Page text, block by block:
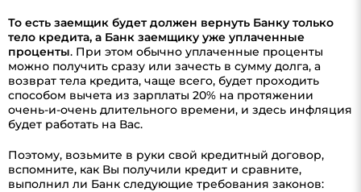
То есть заемщик будет должен вернуть Банку только
тело кредита, а Банк заемщику уже уплаченные
проценты. При этом обычно уплаченные проценты
можно получить сразу или зачесть в сумму долга, а
возврат тела кредита, чаще всего, будет проходить
способом вычета из зарплаты 20% на протяжении
очень-и-очень длительного времени, и здесь инфляция
будет работать на Вас.
Поэтому, возьмите в руки свой кредитный договор,
вспомните, как Вы получили кредит и сравните,
выполнил ли Банк следующие требования законов: